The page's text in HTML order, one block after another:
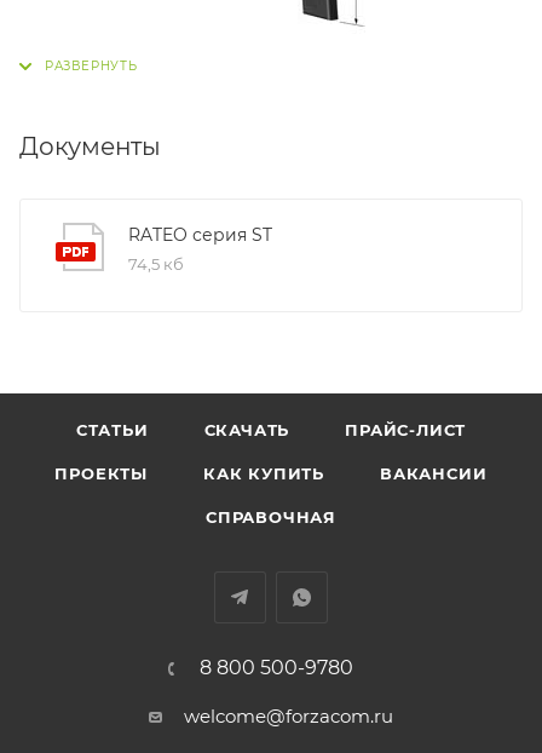
Документы
RATEO серия ST
74,5 кб
СТАТЬИ СКАЧАТЬ ПРАЙС-ЛИСТ
ПРОЕКТЫ КАК КУПИТЬ ВАКАНСИИ
СПРАВОЧНАЯ
8 800 500-9780
welcome@forzacom.ru